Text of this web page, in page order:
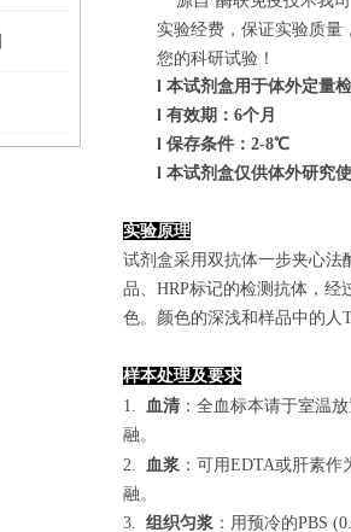
实验经费，保证实验质量
您的科研试验！
l 本试剂盒用于体外定量
l 有效期：6个月
l 保存条件： 2-8℃
l 本试剂盒仅供体外研究
实验原理
试剂盒采用双抗体一步夹心法
品、HRP标记的检测抗体，
色。颜色的深浅和样品中的人
样本处理及要求
1. 血清 ：全血标本请于室温
融。
2. 血浆 ：可用EDTA或肝素
融。
3. 组织匀浆 ：用预冷的PBS